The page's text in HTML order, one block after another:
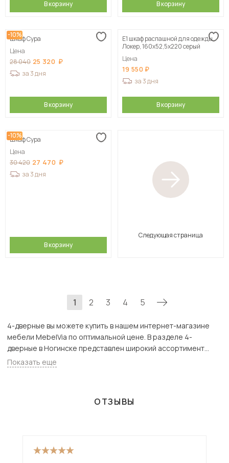
В корзину В корзину
-10%
Шкаф Сура
Цена
28 040 25 320
за 3 дня
В корзину
Е1 шкаф распашной для одежды
Локер, 160х52,5х220 серый
Цена
19 550
за 3 дня
В корзину
-10%
Шкаф Сура
Цена
30 420 27 470
за 3 дня
В корзину
Следующая страница
1 2 3 4 5
4-дверные вы можете купить в нашем интернет-магазине
мебели MebelVia по оптимальной цене. В разделе 4-
дверные в Ногинске представлен широкий ассортимент
товаров с доставкой в Москве и Подмосковью, включая
Ногинск. Всего товаров в категории «4-дверные» - 390 шт.
Показать еще
ОТЗЫВЫ